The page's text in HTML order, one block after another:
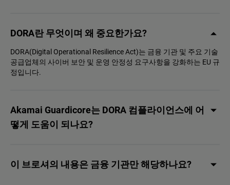
DORA란 무엇이며 왜 중요한가요?
DORA(Digital Operational Resilience Act)는 금융 기관 및 주요 기술
공급업체의 사이버 보안 및 운영 안정성 요구사항을 강화하는 EU 규
정입니다.
Akamai Guardicore는 DORA 컴플라이언스에 어
떻게 도움이 되나요?
이 브로셔의 내용은 금융 기관만 해당하나요?